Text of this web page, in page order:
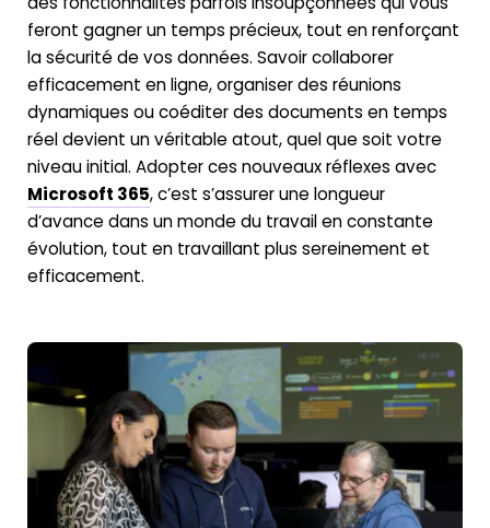
feront gagner un temps précieux, tout en renforçant
la sécurité de vos données. Savoir collaborer
efficacement en ligne, organiser des réunions
dynamiques ou coéditer des documents en temps
réel devient un véritable atout, quel que soit votre
niveau initial. Adopter ces nouveaux réflexes avec
Microsoft 365, c’est s’assurer une longueur
d’avance dans un monde du travail en constante
évolution, tout en travaillant plus sereinement et
efficacement.